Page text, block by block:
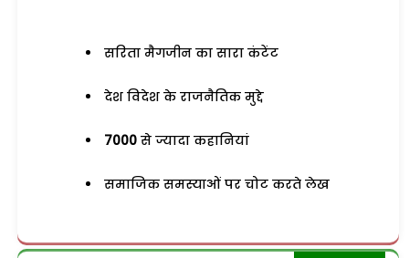
सरिता मैगजीन का सारा कंटेंट
देश विदेश के राजनैतिक मुद्दे
7000 से ज्यादा कहानियां
समाजिक समस्याओं पर चोट करते लेख